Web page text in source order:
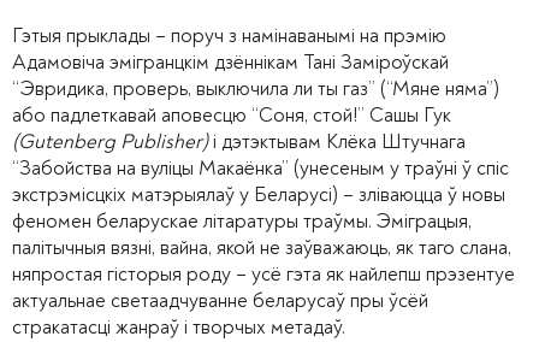
Гэтыя прыклады – поруч з намінаванымі на прэмію
Адамовіча эмігранцкім дзённікам Тані Заміроўскай
“Эвридика, проверь, выключила ли ты газ” (“Мяне няма”)
або падлеткавай аповесцю “Соня, стой!” Сашы Гук
(Gutenberg Publisher)і дэтэктывам Клёка Штучнага
“Забойства на вуліцы Макаёнка” (унесеным у траўні ў спіс
экстрэмісцкіх матэрыялаў у Беларусі) – зліваюцца ў новы
феномен беларускае літаратуры траўмы. Эміграцыя,
палітычныя вязні, вайна, якой не заўважаюць, як таго слана,
няпростая гісторыя роду – усё гэта як найлепш прэзентуе
актуальнае светаадчуванне беларусаў пры ўсёй
стракатасці жанраў і творчых метадаў.